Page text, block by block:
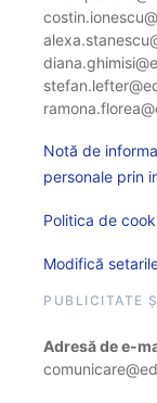
Notă de
personale prin
Politica de
Modifică
PUBLICITATE
Adresă de e-